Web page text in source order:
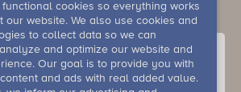
cookies so everything works
our website. We also use cookies and
to collect data so we can
and optimize our website and
Our goal is to provide you with
and ads with real added value.